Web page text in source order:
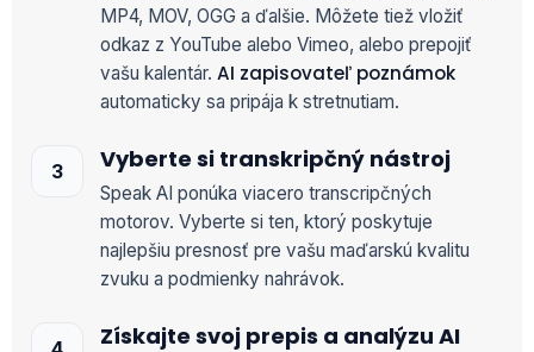
MP4, MOV, OGG a ďalšie. Môžete tiež vložiť
odkaz z YouTube alebo Vimeo, alebo prepojiť
vašu kalentár.AI zapisovateľ poznámok
automaticky sa pripája k stretnutiam.
Vyberte si transkripčný nástroj
Speak AI ponúka viacero transcripčných
motorov. Vyberte si ten, ktorý poskytuje
najlepšiu presnosť pre vašu maďarskú kvalitu
zvuku a podmienky nahrávok.
Získajte svoj prepis a analýzu AI